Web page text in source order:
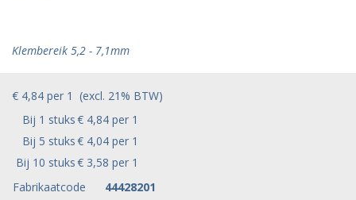
Klembereik 5,2 - 7,1mm
€ 4,84 per 1 (excl. 21% BTW)
Bij 1 stuks€ 4,84 per 1
Bij 5 stuks€ 4,04 per 1
Bij 10 stuks€ 3,58 per 1
Fabrikaatcode
44428201